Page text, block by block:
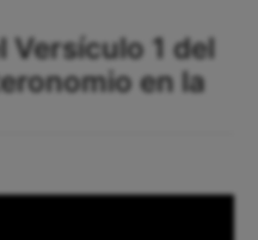
Versículo 1 del
en la